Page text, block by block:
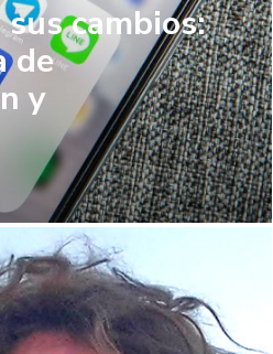
cambios:
de
y